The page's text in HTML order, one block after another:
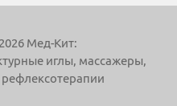
Мед-Кит:
иглы, массажеры,
рефлексотерапии